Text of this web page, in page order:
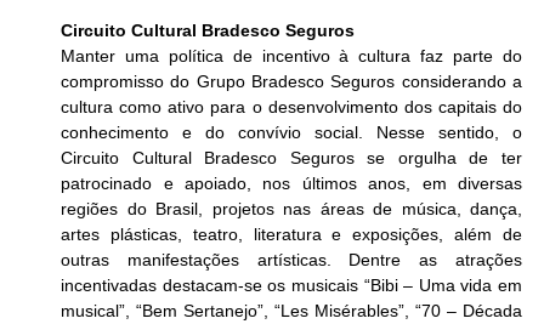
Circuito Cultural Bradesco Seguros
Manter uma política de incentivo à cultura faz parte do
compromisso do Grupo Bradesco Seguros considerando a
cultura como ativo para o desenvolvimento dos capitais do
conhecimento e do convívio social. Nesse sentido, o
Circuito Cultural Bradesco Seguros se orgulha de ter
patrocinado e apoiado, nos últimos anos, em diversas
regiões do Brasil, projetos nas áreas de música, dança,
artes plásticas, teatro, literatura e exposições, além de
outras manifestações artísticas. Dentre as atrações
incentivadas destacam-se os musicais “Bibi – Uma vida em
musical”, “Bem Sertanejo”, “Les Misérables”, “70 – Década